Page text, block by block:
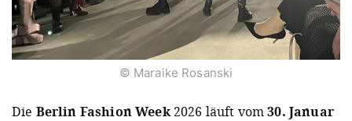
© Maraike Rosanski
Die Berlin Fashion Week2026 läuft vom30. Januar